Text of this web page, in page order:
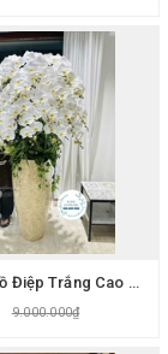
Chậu Lan Hồ Điệp Trắng Cao Cấp Trang Trí Sảnh Tại Cầu Giấy.
9.000.000₫